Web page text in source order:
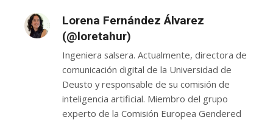
Lorena Fernández Álvarez
(@loretahur)
Ingeniera salsera. Actualmente, directora de
comunicación digital de la Universidad de
Deusto y responsable de su comisión de
inteligencia artificial. Miembro del grupo
experto de la Comisión Europea Gendered